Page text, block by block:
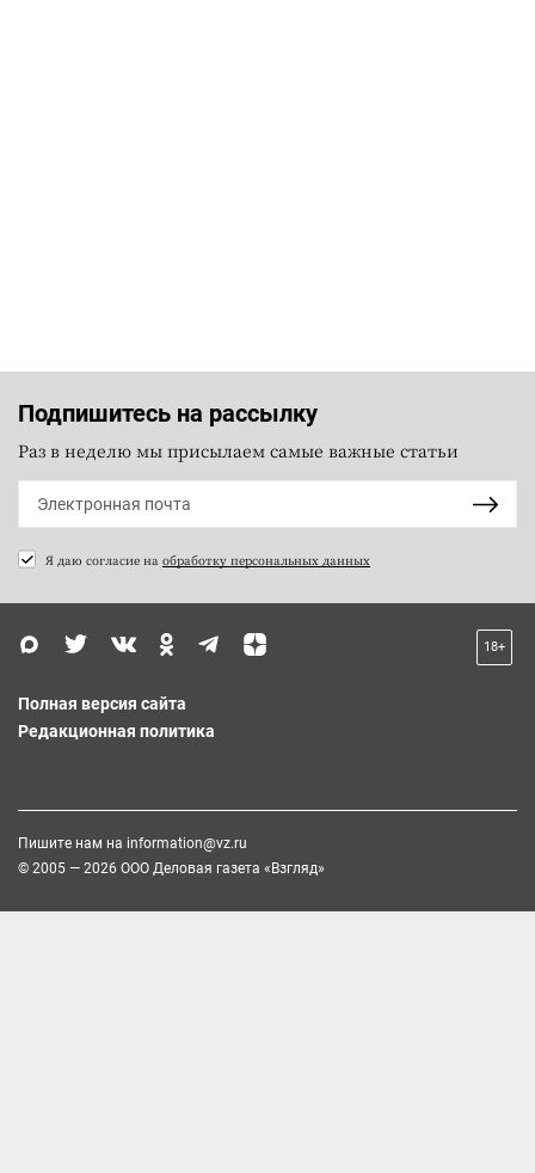
Подпишитесь на рассылку
Раз в неделю мы присылаем самые важные статьи
Я даю согласие на обработку персональных данных
18+
Полная версия сайта
Редакционная политика
Пишите нам на information@vz.ru
© 2005 — 2026 ООО Деловая газета «Взгляд»